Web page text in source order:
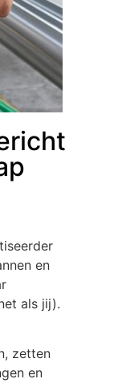
en
als jij).
zetten
en